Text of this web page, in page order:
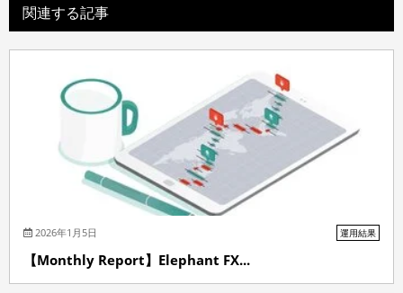
関連する記事
2026年1月5日 運用結果
【Monthly Report】Elephant FX...